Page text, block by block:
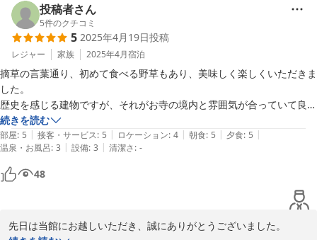
お言葉を励みにより一層精進していこうと思います。
是非またお越しください。
家族・従業員一同お待ちしております
2025-05-21
投稿者さん
5件のクチコミ
5 2025年4月19日投稿
レジャー 家族 2025年4月宿泊
摘草の言葉通り、初めて食べる野草もあり、美味しく楽しくいただきま
した。
歴史を感じる建物ですが、それがお寺の境内と雰囲気が合っていて良か
ったです。
お部屋は居心地良く整えてあり、ゆっくり休めました。
続きを読む
部屋: 5 | 接客・サービス: 5 | ロケーション: 4 | 朝食: 5 | 夕食: 5 |
温泉・お風呂: 3 | 設備: 3 | 清潔さ: -
48
先日は当館にお越しいただき、誠にありがとうございました。